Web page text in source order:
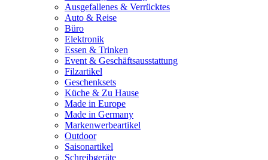
Ausgefallenes & Verrücktes
Auto & Reise
Büro
Elektronik
Essen & Trinken
Event & Geschäftsausstattung
Filzartikel
Geschenksets
Küche & Zu Hause
Made in Europe
Made in Germany
Markenwerbeartikel
Outdoor
Saisonartikel
Schreibgeräte